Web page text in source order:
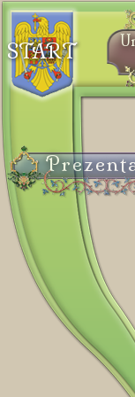
START